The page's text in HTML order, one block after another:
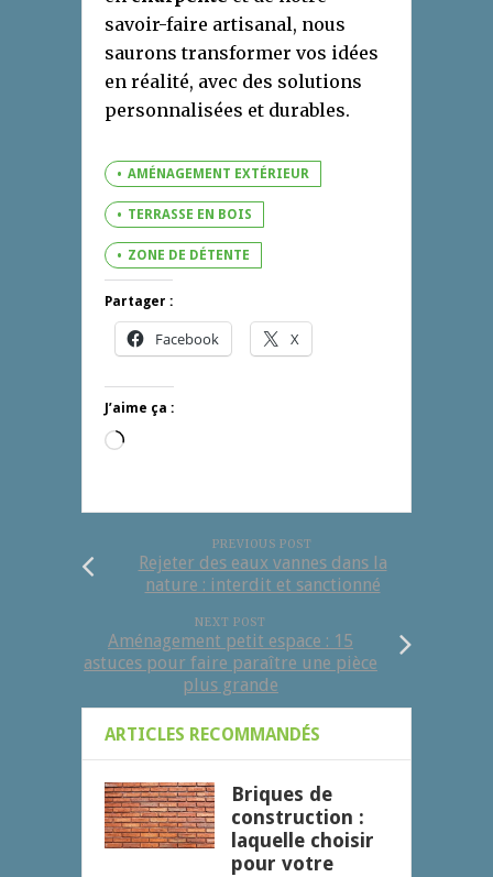
savoir-faire artisanal, nous
saurons transformer vos idées
en réalité, avec des solutions
personnalisées et durables.
AMÉNAGEMENT EXTÉRIEUR
TERRASSE EN BOIS
ZONE DE DÉTENTE
Partager :
Facebook X
J’aime ça :
Chargement…
PREVIOUS POST
Rejeter des eaux vannes dans la
nature : interdit et sanctionné
NEXT POST
Aménagement petit espace : 15
astuces pour faire paraître une pièce
plus grande
ARTICLES RECOMMANDÉS
Briques de
construction :
laquelle choisir
pour votre